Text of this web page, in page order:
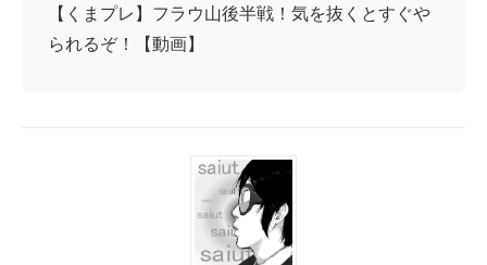
【くまプレ】フラウ山後半戦！気を抜くとすぐや
られるぞ！【動画】